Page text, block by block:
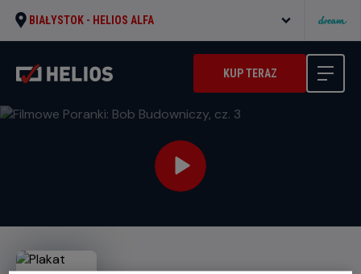
BIAŁYSTOK - HELIOS ALFA
KUP TERAZ